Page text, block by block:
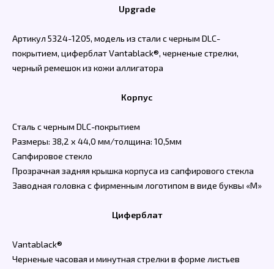
Upgrade
Артикул 5324-1205, модель из стали с черным DLC-
покрытием, циферблат Vantablack®, черненые стрелки,
черный ремешок из кожи аллигатора
Корпус
Сталь с черным DLC-покрытием
Размеры: 38,2 x 44,0 мм/толщина: 10,5мм
Сапфировое стекло
Прозрачная задняя крышка корпуса из сапфирового стекла
Заводная головка с фирменным логотипом в виде буквы «M»
Циферблат
Vantablack®
Черненые часовая и минутная стрелки в форме листьев